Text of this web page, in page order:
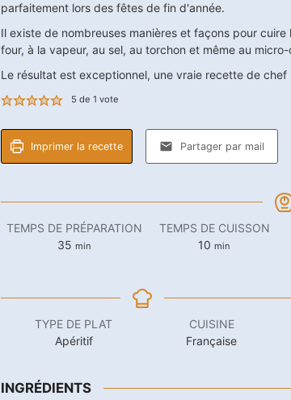
parfaitement lors des fêtes de fin d'année.
Il existe de nombreuses manières et façons pour
four, à la vapeur, au sel, au torchon et même au micro-
Le résultat est exceptionnel, une vraie recette de chef
5 de 1 vote
Imprimer la recette Partager par mail
TEMPS DE PRÉPARATION
35 minutes
min
TEMPS DE CUISSON
10 minutes
min
TYPE DE PLAT
Apéritif
CUISINE
Française
INGRÉDIENTS